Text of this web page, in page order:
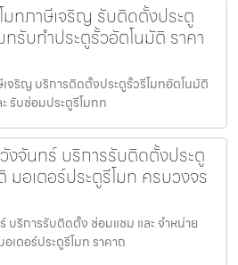
มทภาษีเจริญ รับติดตั้งประตู
รับทำประตูรั้วอัตโนมัติ ราคา
จริญ บริการติดตั้งประตูรั้วรีโมทอัตโนมัติ
รับซ่อมประตูรีโมทท
งจันทร์ บริการรับติดตั้งประตู
มอเตอร์ประตูรีโมท ครบวงจร
ริการรับติดตั้ง ซ่อมแซม และ จำหน่าย
เตอร์ประตูรีโมท ราคาถ